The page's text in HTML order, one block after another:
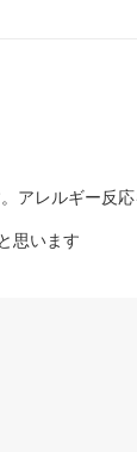
アレルギー反
思います